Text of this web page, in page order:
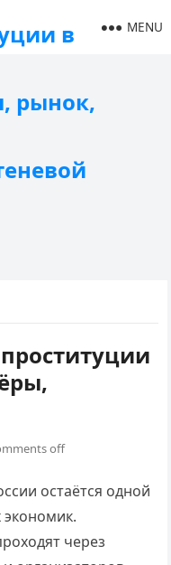
в
рынок,
MENU
off
остаётся одной
через